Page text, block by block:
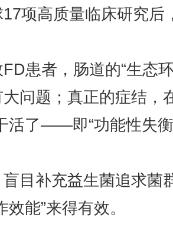
项高质量临床研究后
患者，肠道的“生态
问题；真正的症结，
活了——即“功能性失
目补充益生菌追求菌
效能”来得有效。